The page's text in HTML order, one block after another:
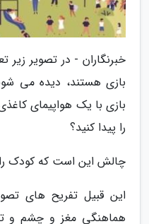
خبرنگاران - در تصویر
بازی هستند، دیده می
بازی با یک هواپیمای
را پیدا کنید؟
چالش این است که کودک را در کمتر از 10
این قبیل تفریح های
هماهنگی مغز و چشم و